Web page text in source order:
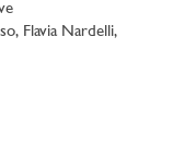
Flavia Nardelli,